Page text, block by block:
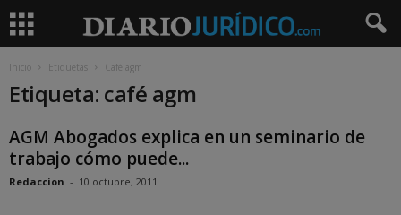
Inicio Etiquetas Café agm
Etiqueta: café agm
AGM Abogados explica en un seminario de
trabajo cómo puede...
Redaccion - 10 octubre, 2011